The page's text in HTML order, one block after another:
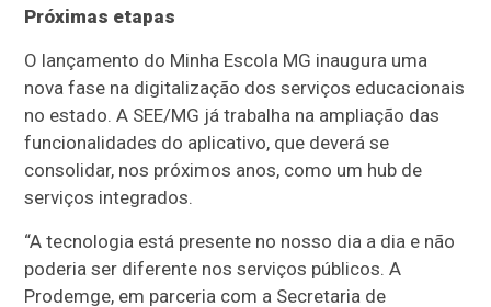
Próximas etapas
O lançamento do Minha Escola MG inaugura uma
nova fase na digitalização dos serviços educacionais
no estado. A SEE/MG já trabalha na ampliação das
funcionalidades do aplicativo, que deverá se
consolidar, nos próximos anos, como um hub de
serviços integrados.
“A tecnologia está presente no nosso dia a dia e não
poderia ser diferente nos serviços públicos. A
Prodemge, em parceria com a Secretaria de